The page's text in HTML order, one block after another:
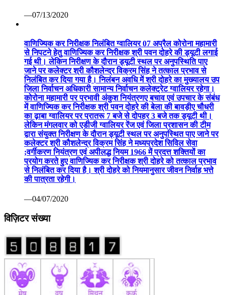
—07/13/2020
वाणिज्यिक कर निरीक्षक निलंबित ग्वालियर 07 अप्रैल कोरोना महामारी
से निपटने हेतु वाणिज्यिक कर निरीक्षक श्री पवन दोहरे की ड्यूटी लगाई
गई थी। लेकिन निरीक्षण के दौरान ड्यूटी स्थल पर अनुपस्थिति पाए
जाने पर कलेक्टर श्री कौशलेन्द्र विक्रम सिंह ने तत्काल प्रभाव से
निलंबित कर दिया गया है। निलंबन अवधि में श्री दोहरे का मुख्यालय उप
जिला निर्वाचन अधिकारी सामान्य निर्वाचन कलेक्ट्रेट ग्वालियर रहेगा।
कोरोना महामारी पर प्रभावी अंकुश नियंत्रणए बचाव एवं उपचार के संबंध
में वाणिज्यिक कर निरीक्षक श्री पवन दोहरे की बेला की बावड़ीए चौधरी
का ढ़ाबा ग्वालियर पर प्रातरू 7 बजे से दोपहर 3 बजे तक ड्यूटी थी।
लेकिन मंगलवार को एडीजी ग्वालियर रेंज एवं जिला प्रशासन की टीम
द्वारा संयुक्त निरीक्षण के दौरान ड्यूटी स्थल पर अनुपस्थित पाए जाने पर
कलेक्टर श्री कौशलेन्द्र विक्रम सिंह ने मध्यप्रदेश सिविल सेवा
;वर्गीकरण नियंत्रण एवं अपीलद्ध नियम 1966 में प्रदत्त शक्तियों का
प्रयोग करते हुए वाणिज्यिक कर निरीक्षक श्री दोहरे को तत्काल प्रभाव
से निलंबित कर दिया है। श्री दोहरे को नियमानुसार जीवन निर्वाह भत्ते
की पात्रता रहेगी।
—04/07/2020
विज़िटर संख्या